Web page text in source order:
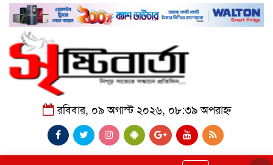
রবিবার, ০৯ অগাস্ট ২০২৬, ০৮:৩৯ অপরাহ্ন